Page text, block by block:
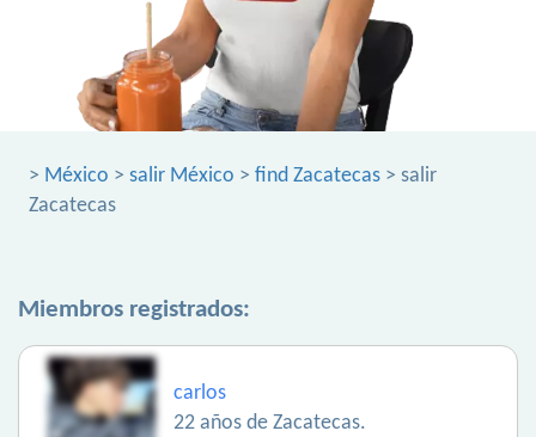
> México > salir México > find Zacatecas > salir
Zacatecas
Miembros registrados:
carlos
22 años de Zacatecas.